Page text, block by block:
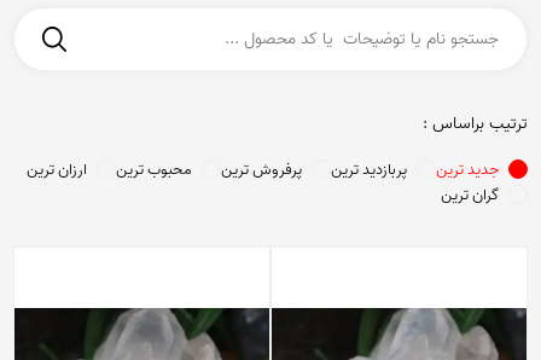
ترتیب براساس :
جدید ترین پربازدید ترین پرفروش ترین محبوب ترین
ارزان ترین
گران ترین